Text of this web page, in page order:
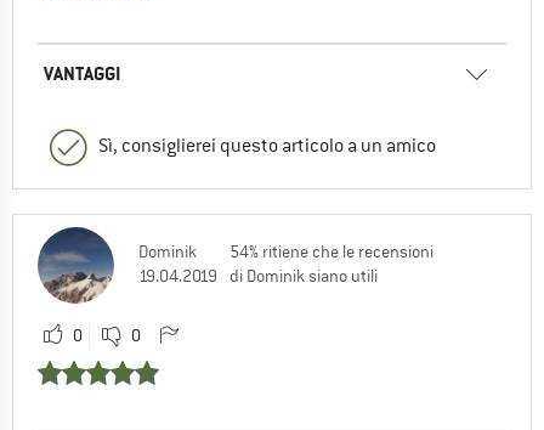
VANTAGGI
Sì, consiglierei questo articolo a un amico
Dominik
19.04.2019
54% ritiene che le recensioni
di Dominik siano utili
0 0